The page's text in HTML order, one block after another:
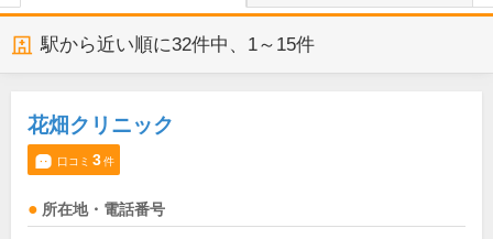
駅から近い順に32件中、 1～15件
花畑クリニック
口コミ 3件
所在地・電話番号